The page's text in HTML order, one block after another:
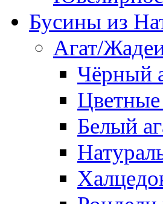
Бусины из
Агат/
Чёрный
Белый